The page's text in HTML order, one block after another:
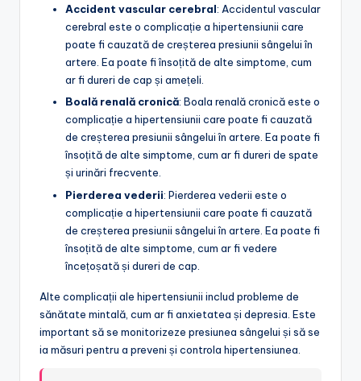
Accident vascular cerebral: Accidentul vascular
cerebral este o complicație a hipertensiunii care
poate fi cauzată de creșterea presiunii sângelui în
artere. Ea poate fi însoțită de alte simptome, cum
ar fi dureri de cap și amețeli.
Boală renală cronică: Boala renală cronică este o
complicație a hipertensiunii care poate fi cauzată
de creșterea presiunii sângelui în artere. Ea poate fi
însoțită de alte simptome, cum ar fi dureri de spate
și urinări frecvente.
Pierderea vederii: Pierderea vederii este o
complicație a hipertensiunii care poate fi cauzată
de creșterea presiunii sângelui în artere. Ea poate fi
însoțită de alte simptome, cum ar fi vedere
încețoșată și dureri de cap.
Alte complicații ale hipertensiunii includ probleme de
sănătate mintală, cum ar fi anxietatea și depresia. Este
important să se monitorizeze presiunea sângelui și să se
ia măsuri pentru a preveni și controla hipertensiunea.